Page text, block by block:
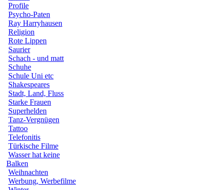
Profile
Psycho-Paten
Ray Harryhausen
Religion
Rote Lippen
Saurier
Schach - und matt
Schuhe
Schule Uni etc
Shakespeares
Stadt, Land, Fluss
Starke Frauen
Superhelden
Tanz-Vergnügen
Tattoo
Telefonitis
Türkische Filme
Wasser hat keine
Balken
Weihnachten
Werbung, Werbefilme